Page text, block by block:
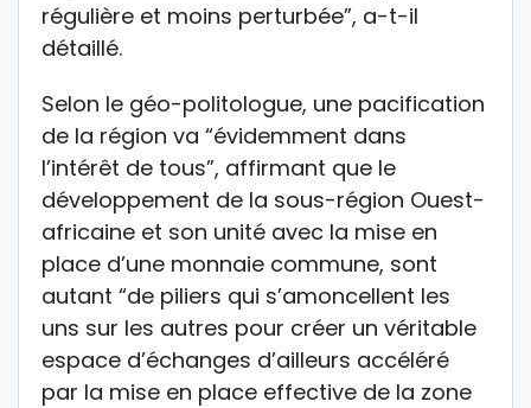
régulière et moins perturbée”, a-t-il
détaillé.
Selon le géo-politologue, une pacification
de la région va “évidemment dans
l’intérêt de tous”, affirmant que le
développement de la sous-région Ouest-
africaine et son unité avec la mise en
place d’une monnaie commune, sont
autant “de piliers qui s’amoncellent les
uns sur les autres pour créer un véritable
espace d’échanges d’ailleurs accéléré
par la mise en place effective de la zone